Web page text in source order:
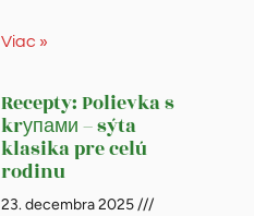
Viac »
Recepty: Polievka s
krупами – sýta
klasika pre celú
rodinu
23. decembra 2025